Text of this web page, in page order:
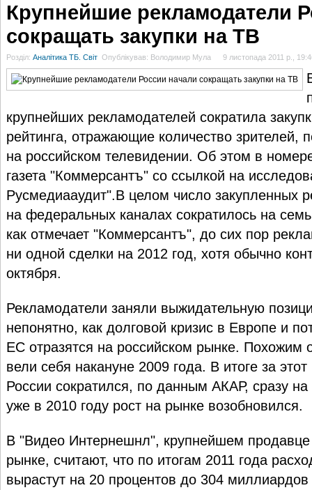
Крупнейшие рекламодатели
сокращать закупки на ТВ
Розділ: Аналітика ТБ. Світ Опублікував: Володимир Мула 9 листопада 2011 р.,
крупнейших рекламодателей сократила
рейтинга, отражающие количество зрителей,
на российском телевидении. Об этом в
газета "Коммерсантъ" со ссылкой на
Русмедиааудит".В целом число закупленных
на федеральных каналах сократилось на
как отмечает "Коммерсантъ", до сих пор
ни одной сделки на 2012 год, хотя обычно
октября.
Рекламодатели заняли выжидательную
непонятно, как долговой кризис в Европе и
ЕС отразятся на российском рынке. Похожим
вели себя накануне 2009 года. В итоге за
России сократился, по данным АКАР, сразу
уже в 2010 году рост на рынке возобновился.
В "Видео Интернешнл", крупнейшем
рынке, считают, что по итогам 2011 года
вырастут на 20 процентов до 304